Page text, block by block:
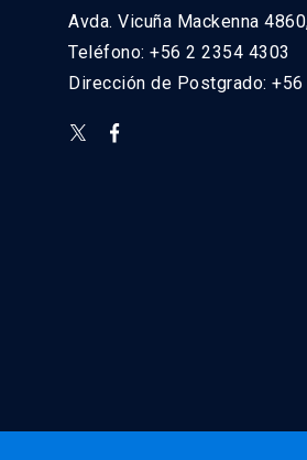
Avda. Vicuña Mackenna
Teléfono: +56 2 2354 4303
Dirección de Postgrado: